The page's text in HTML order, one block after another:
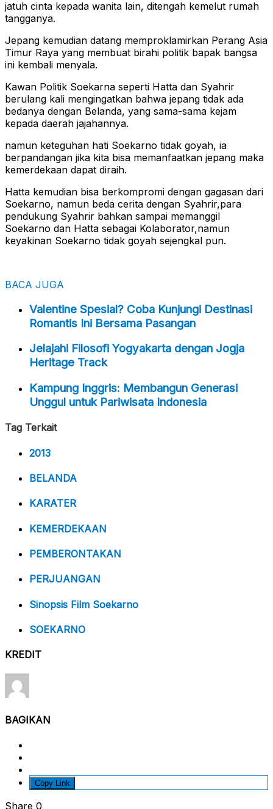
jatuh cinta kepada wanita lain, ditengah kemelut rumah
tangganya.
Jepang kemudian datang memproklamirkan Perang Asia
Timur Raya yang membuat birahi politik bapak bangsa
ini kembali menyala.
Kawan Politik Soekarna seperti Hatta dan Syahrir
berulang kali mengingatkan bahwa jepang tidak ada
bedanya dengan Belanda, yang sama-sama kejam
kepada daerah jajahannya.
namun keteguhan hati Soekarno tidak goyah, ia
berpandangan jika kita bisa memanfaatkan jepang maka
kemerdekaan dapat diraih.
Hatta kemudian bisa berkompromi dengan gagasan dari
Soekarno, namun beda cerita dengan Syahrir,para
pendukung Syahrir bahkan sampai memanggil
Soekarno dan Hatta sebagai Kolaborator,namun
keyakinan Soekarno tidak goyah sejengkal pun.
BACA JUGA
Valentine Spesial? Coba Kunjungi Destinasi
Romantis Ini Bersama Pasangan
Jelajahi Filosofi Yogyakarta dengan Jogja
Heritage Track
Kampung Inggris: Membangun Generasi
Unggul untuk Pariwisata Indonesia
Tag Terkait
2013
BELANDA
KARATER
KEMERDEKAAN
PEMBERONTAKAN
PERJUANGAN
Sinopsis Film Soekarno
SOEKARNO
KREDIT
BAGIKAN
Copy Link
Share 0